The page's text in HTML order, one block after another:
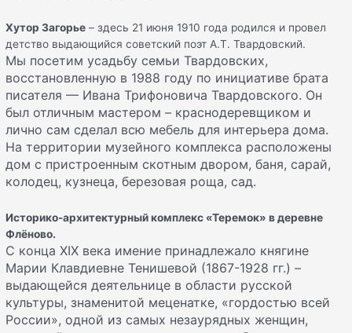
Хутор Загорье – здесь 21 июня 1910 года родился и провел
детство выдающийся советский поэт А.Т. Твардовский.
Мы посетим усадьбу семьи Твардовских,
восстановленную в 1988 году по инициативе брата
писателя — Ивана Трифоновича Твардовского. Он
был отличным мастером – краснодеревщиком и
лично сам сделал всю мебель для интерьера дома.
На территории музейного комплекса расположены
дом с пристроенным скотным двором, баня, сарай,
колодец, кузнеца, березовая роща, сад.
Историко-архитектурный комплекс «Теремок» в деревне
Флёново.
С конца XIX века имение принадлежало княгине
Марии Клавдиевне Тенишевой (1867-1928 гг.) –
выдающейся деятельнице в области русской
культуры, знаменитой меценатке, «гордостью всей
России», одной из самых незаурядных женщин,